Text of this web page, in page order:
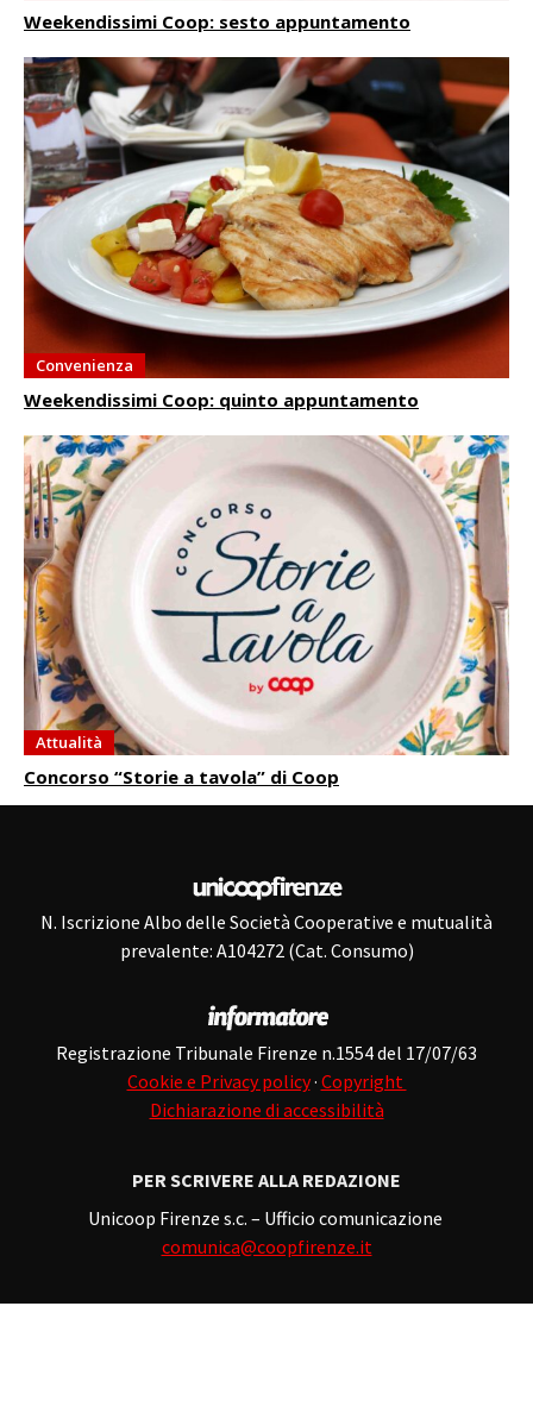
Weekendissimi Coop: sesto appuntamento
Convenienza
Weekendissimi Coop: quinto appuntamento
Attualità
Concorso “Storie a tavola” di Coop
N. Iscrizione Albo delle Società Cooperative e mutualità
prevalente: A104272 (Cat. Consumo)
Registrazione Tribunale Firenze n.1554 del 17/07/63
Cookie e Privacy policy· Copyright
Dichiarazione di accessibilità
PER SCRIVERE ALLA REDAZIONE
Unicoop Firenze s.c. – Ufficio comunicazione
comunica@coopfirenze.it